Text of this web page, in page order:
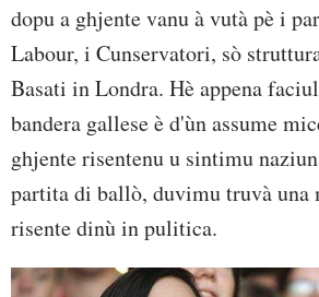
dopu a ghjente vanu à vutà pè i
Labour, i Cunservatori, sò
Basati in Londra. Hè appena
bandera gallese è d'ùn assume
ghjente risentenu u sintimu
partita di ballò, duvimu truvà una
risente dinù in pulitica.